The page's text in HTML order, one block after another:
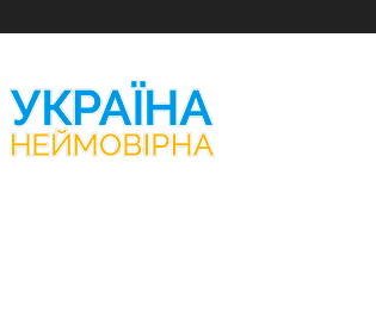
Неймовірна